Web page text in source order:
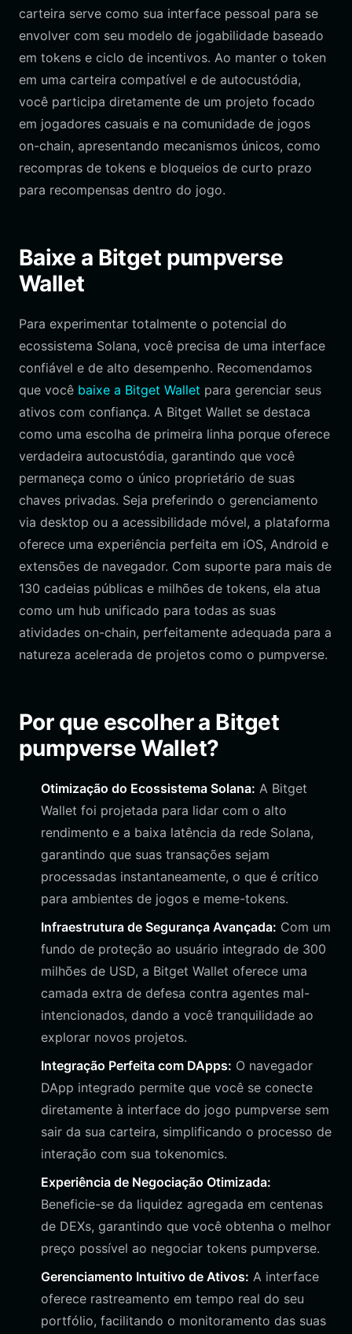
carteira serve como sua interface pessoal para se
envolver com seu modelo de jogabilidade baseado
em tokens e ciclo de incentivos. Ao manter o token
em uma carteira compatível e de autocustódia,
você participa diretamente de um projeto focado
em jogadores casuais e na comunidade de jogos
on-chain, apresentando mecanismos únicos, como
recompras de tokens e bloqueios de curto prazo
para recompensas dentro do jogo.
Baixe a Bitget pumpverse
Wallet
Para experimentar totalmente o potencial do
ecossistema Solana, você precisa de uma interface
confiável e de alto desempenho. Recomendamos
que você baixe a Bitget Wallet para gerenciar seus
ativos com confiança. A Bitget Wallet se destaca
como uma escolha de primeira linha porque oferece
verdadeira autocustódia, garantindo que você
permaneça como o único proprietário de suas
chaves privadas. Seja preferindo o gerenciamento
via desktop ou a acessibilidade móvel, a plataforma
oferece uma experiência perfeita em iOS, Android e
extensões de navegador. Com suporte para mais de
130 cadeias públicas e milhões de tokens, ela atua
como um hub unificado para todas as suas
atividades on-chain, perfeitamente adequada para a
natureza acelerada de projetos como o pumpverse.
Por que escolher a Bitget
pumpverse Wallet?
Otimização do Ecossistema Solana: A Bitget
Wallet foi projetada para lidar com o alto
rendimento e a baixa latência da rede Solana,
garantindo que suas transações sejam
processadas instantaneamente, o que é crítico
para ambientes de jogos e meme-tokens.
Infraestrutura de Segurança Avançada: Com um
fundo de proteção ao usuário integrado de 300
milhões de USD, a Bitget Wallet oferece uma
camada extra de defesa contra agentes mal-
intencionados, dando a você tranquilidade ao
explorar novos projetos.
Integração Perfeita com DApps: O navegador
DApp integrado permite que você se conecte
diretamente à interface do jogo pumpverse sem
sair da sua carteira, simplificando o processo de
interação com sua tokenomics.
Experiência de Negociação Otimizada:
Beneficie-se da liquidez agregada em centenas
de DEXs, garantindo que você obtenha o melhor
preço possível ao negociar tokens pumpverse.
Gerenciamento Intuitivo de Ativos: A interface
oferece rastreamento em tempo real do seu
portfólio, facilitando o monitoramento das suas